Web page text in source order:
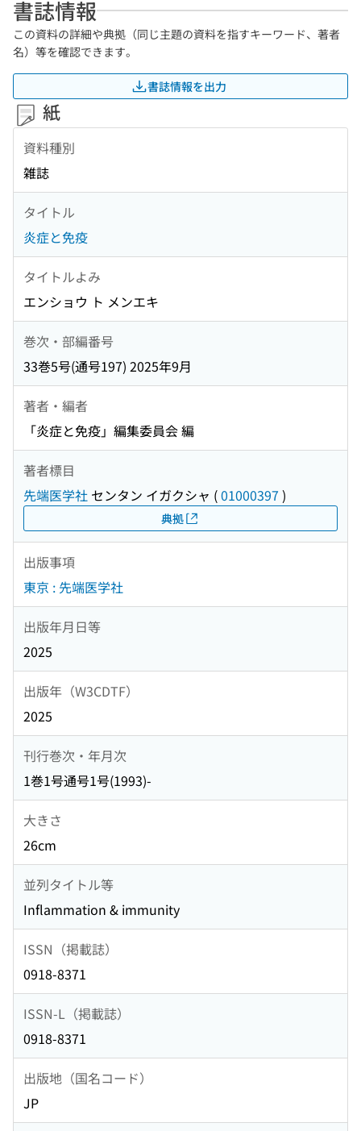
書誌情報
この資料の詳細や典拠（同じ主題の資料を指すキーワード、著者
名）等を確認できます。
書誌情報を出力
紙
資料種別
雑誌
タイトル
炎症と免疫
タイトルよみ
エンショウ ト メンエキ
巻次・部編番号
33巻5号(通号197) 2025年9月
著者・編者
「炎症と免疫」編集委員会 編
著者標目
先端医学社 センタン イガクシャ (01000397 )
典拠
出版事項
東京 : 先端医学社
出版年月日等
2025
出版年（W3CDTF）
2025
刊行巻次・年月次
1巻1号通号1号(1993)-
大きさ
26cm
並列タイトル等
Inflammation & immunity
ISSN（掲載誌）
0918-8371
ISSN-L（掲載誌）
0918-8371
出版地（国名コード）
JP